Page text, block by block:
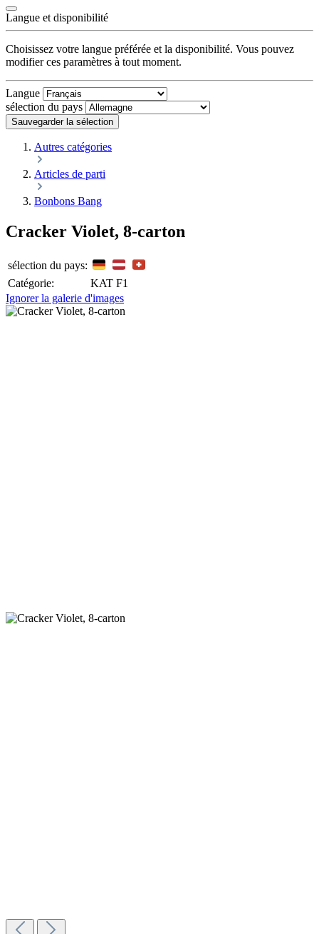
Langue et disponibilité
Choisissez votre langue préférée et la disponibilité. Vous pouvez
modifier ces paramètres à tout moment.
Langue
sélection du pays
Sauvegarder la sélection
Autres catégories
Articles de parti
Bonbons Bang
Cracker Violet, 8-carton
sélection du pays:
Catégorie:
KAT F1
Ignorer la galerie d'images